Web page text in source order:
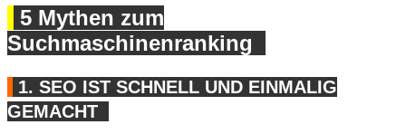
5 Mythen zum
Suchmaschinenranking
1. SEO IST SCHNELL UND EINMALIG
GEMACHT